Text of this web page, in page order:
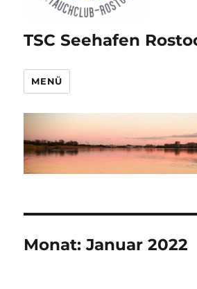
TSC Seehafen
MENÜ
Monat:Januar 2022